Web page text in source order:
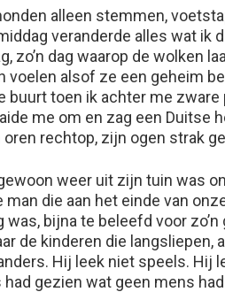
alleen stemmen,
veranderde alles wat ik
zo’n dag waarop de wolken
alsof ze een geheim
buurt toen ik achter me
me om en zag een Duitse
rechtop, zijn ogen strak
weer uit zijn tuin was
man die aan het einde van
was, bijna te beleefd voor
de kinderen die langsliepen,
Hij leek niet speels. Hij
gezien wat geen mens